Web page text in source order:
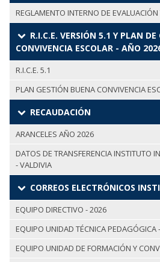
REGLAMENTO INTERNO DE
R.I.C.E. VERSIÓN 5.1 Y PLAN
CONVIVENCIA ESCOLAR - AÑO
R.I.C.E. 5.1
PLAN GESTIÓN BUENA CONVIVENCIA
RECAUDACIÓN
ARANCELES AÑO 2026
DATOS DE TRANSFERENCIA INSTITUTO
- VALDIVIA
CORREOS ELECTRÓNICOS
EQUIPO DIRECTIVO - 2026
EQUIPO UNIDAD TÉCNICA PEDAGÓGICA
EQUIPO UNIDAD DE FORMACIÓN Y